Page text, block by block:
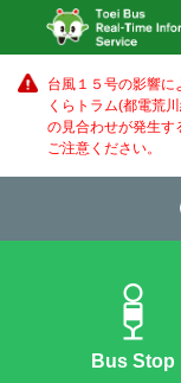
台風１５号の影響に
くらトラム(都電荒
の見合わせが発生す
ご注意ください。
Bus Stop